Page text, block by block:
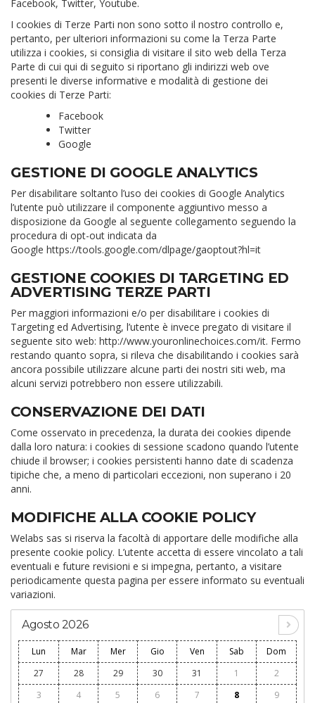
Facebook, Twitter, Youtube.
I cookies di Terze Parti non sono sotto il nostro controllo e,
pertanto, per ulteriori informazioni su come la Terza Parte
utilizza i cookies, si consiglia di visitare il sito web della Terza
Parte di cui qui di seguito si riportano gli indirizzi web ove
presenti le diverse informative e modalità di gestione dei
cookies di Terze Parti:
Facebook
Twitter
Google
GESTIONE DI GOOGLE ANALYTICS
Per disabilitare soltanto l’uso dei cookies di Google Analytics
l’utente può utilizzare il componente aggiuntivo messo a
disposizione da Google al seguente collegamento seguendo la
procedura di opt-out indicata da
Google https://tools.google.com/dlpage/gaoptout?hl=it
GESTIONE COOKIES DI TARGETING ED
ADVERTISING TERZE PARTI
Per maggiori informazioni e/o per disabilitare i cookies di
Targeting ed Advertising, l’utente è invece pregato di visitare il
seguente sito web: http://www.youronlinechoices.com/it. Fermo
restando quanto sopra, si rileva che disabilitando i cookies sarà
ancora possibile utilizzare alcune parti dei nostri siti web, ma
alcuni servizi potrebbero non essere utilizzabili.
CONSERVAZIONE DEI DATI
Come osservato in precedenza, la durata dei cookies dipende
dalla loro natura: i cookies di sessione scadono quando l’utente
chiude il browser; i cookies persistenti hanno date di scadenza
tipiche che, a meno di particolari eccezioni, non superano i 20
anni.
MODIFICHE ALLA COOKIE POLICY
Welabs sas si riserva la facoltà di apportare delle modifiche alla
presente cookie policy. L’utente accetta di essere vincolato a tali
eventuali e future revisioni e si impegna, pertanto, a visitare
periodicamente questa pagina per essere informato su eventuali
variazioni.
Agosto 2026
Lun Mar Mer Gio Ven Sab
Dom
27
28 29 30 31 1
2
3
4 5 6 7 8 9